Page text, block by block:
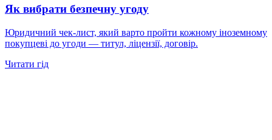
Як вибрати безпечну угоду
Юридичний чек-лист, який варто пройти кожному іноземному
покупцеві до угоди — титул, ліцензії, договір.
Читати гід